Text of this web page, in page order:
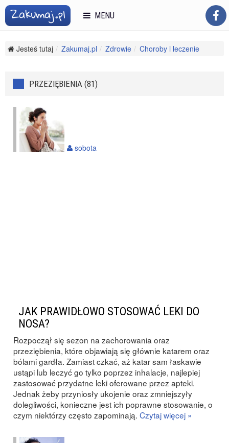
Jesteś tutaj Zakumaj.pl Zdrowie
Choroby i leczenie
PRZEZIĘBIENIA (81)
JAK PRAWIDŁOWO STOSOWAĆ LEKI DO
NOSA?
Rozpoczął się sezon na zachorowania oraz
przeziębienia, które objawiają się głównie katarem oraz
bólami gardła. Zamiast czkać, aż katar sam łaskawie
ustąpi lub leczyć go tylko poprzez inhalacje, najlepiej
zastosować przydatne leki oferowane przez apteki.
Jednak żeby przyniosły ukojenie oraz zmniejszyły
dolegliwości, konieczne jest ich poprawne stosowanie, o
czym niektórzy często zapominają. Czytaj więcej »
sobota
MENU